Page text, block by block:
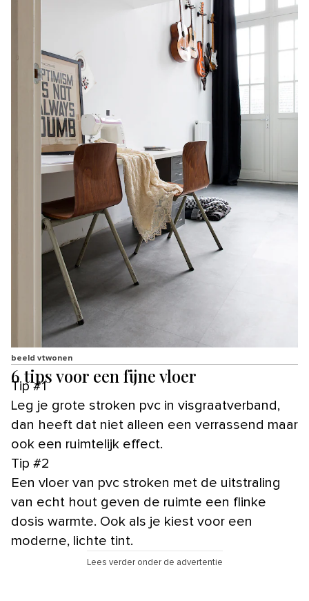
beeld vtwonen
6 tips voor een fijne vloer
Tip #1
Leg je grote stroken pvc in visgraatverband,
dan heeft dat niet alleen een verrassend maar
ook een ruimtelijk effect.
Tip #2
Een vloer van pvc stroken met de uitstraling
van echt hout geven de ruimte een flinke
dosis warmte. Ook als je kiest voor een
moderne, lichte tint.
Lees verder onder de advertentie